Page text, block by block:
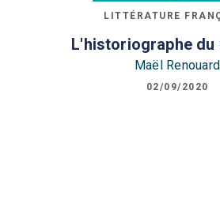
LITTÉRATURE
L'historiographe du
Maël Renouard
02/09/2020